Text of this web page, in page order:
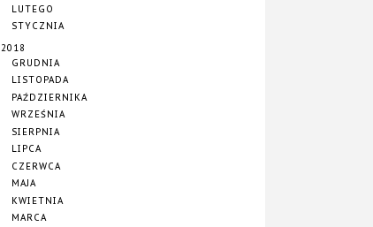
LUTEGO
STYCZNIA
2018
GRUDNIA
LISTOPADA
PAŹDZIERNIKA
WRZEŚNIA
SIERPNIA
LIPCA
CZERWCA
MAJA
KWIETNIA
MARCA